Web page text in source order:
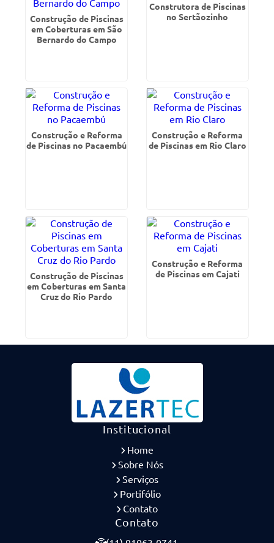
Construção de Piscinas
em Coberturas em São
Bernardo do Campo
Construtora de Piscinas
no Sertãozinho
Construção e Reforma
de Piscinas no Pacaembú
Construção e Reforma
de Piscinas em Rio Claro
Construção de Piscinas
em Coberturas em Santa
Cruz do Rio Pardo
Construção e Reforma
de Piscinas em Cajati
Institucional
Home
Sobre Nós
Serviços
Portifólio
Contato
Contato